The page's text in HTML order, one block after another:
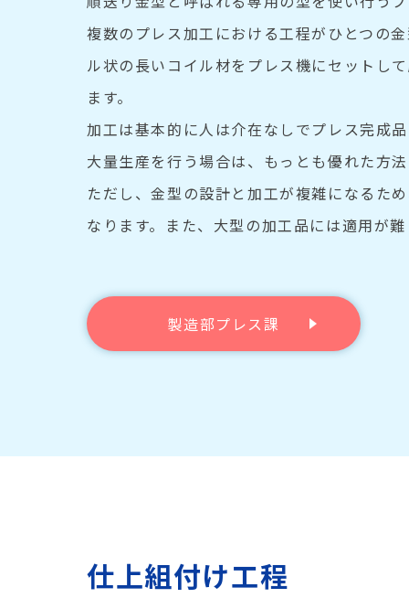
複数のプレス加工における工程がひとつの
ル状の長いコイル材をプレス機にセットし
ます。
加工は基本的に人は介在なしでプレス完成
大量生産を行う場合は、もっとも優れた方
ただし、金型の設計と加工が複雑になるた
なります。また、大型の加工品には適用が
製造部プレス課
仕上組付け工程